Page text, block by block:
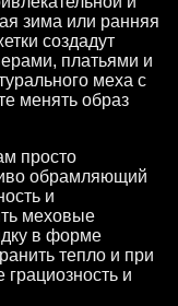
зима или ранняя
создадут
платьями и
меха с
менять образ
просто
обрамляющий
и
меховые
в форме
тепло и при
и